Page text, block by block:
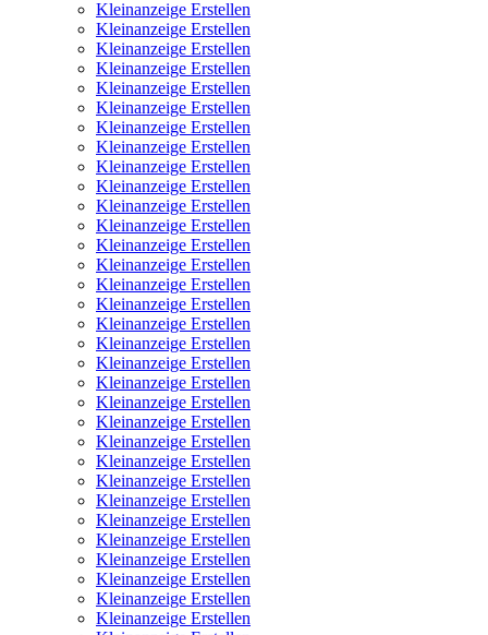
Kleinanzeige Erstellen
Kleinanzeige Erstellen
Kleinanzeige Erstellen
Kleinanzeige Erstellen
Kleinanzeige Erstellen
Kleinanzeige Erstellen
Kleinanzeige Erstellen
Kleinanzeige Erstellen
Kleinanzeige Erstellen
Kleinanzeige Erstellen
Kleinanzeige Erstellen
Kleinanzeige Erstellen
Kleinanzeige Erstellen
Kleinanzeige Erstellen
Kleinanzeige Erstellen
Kleinanzeige Erstellen
Kleinanzeige Erstellen
Kleinanzeige Erstellen
Kleinanzeige Erstellen
Kleinanzeige Erstellen
Kleinanzeige Erstellen
Kleinanzeige Erstellen
Kleinanzeige Erstellen
Kleinanzeige Erstellen
Kleinanzeige Erstellen
Kleinanzeige Erstellen
Kleinanzeige Erstellen
Kleinanzeige Erstellen
Kleinanzeige Erstellen
Kleinanzeige Erstellen
Kleinanzeige Erstellen
Kleinanzeige Erstellen